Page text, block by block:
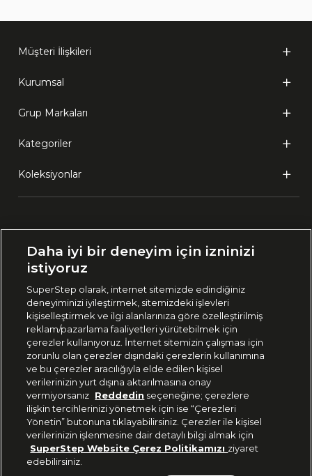
Müşteri İlişkileri
Kurumsal
Grup Markaları
Kategoriler
Koleksiyonlar
🇹🇷 Türkiye
444 37 36
Uygulamadan Takip Edin
Bizi Takip Edin
Daha iyi bir deneyim için izninizi
istiyoruz
SuperStep olarak, internet sitemizde edindiğiniz
deneyiminizi iyileştirmek, sitemizdeki işlevleri
kişiselleştirmek ve ilgi alanlarınıza göre özelleştirilmiş
reklam/pazarlama faaliyetleri yürütebilmek için
çerezler kullanıyoruz. İnternet sitemizin çalışması için
zorunlu olan çerezler dışındaki çerezlerin kullanımına
ve bu çerezler aracılığıyla elde edilen kişisel
verilerinizin yurt dışına aktarılmasına onay
vermiyorsanız Reddedin seçeneğine; çerezlere
ilişkin tercihlerinizi yönetmek için ise “Çerezleri
Yönetin” butonuna tıklayabilirsiniz. Çerezler ile kişisel
verilerinizin işlenmesine dair detaylı bilgi almak için
SuperStep Website Çerez Politikamızı ziyaret
edebilirsiniz.